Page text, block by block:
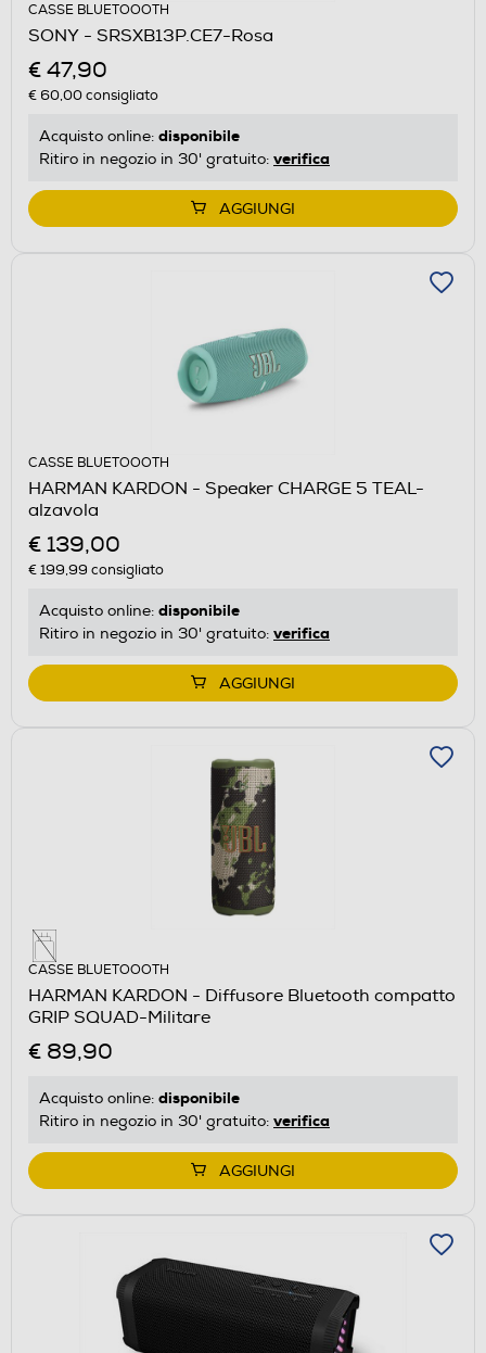
CASSE BLUETOOOTH
SONY - SRSXB13P.CE7-Rosa
€ 47,90
€ 60,00consigliato
Acquisto online: disponibile
Ritiro in negozio in 30' gratuito: verifica
AGGIUNGI
CASSE BLUETOOOTH
HARMAN KARDON - Speaker CHARGE 5 TEAL-
alzavola
€ 139,00
€ 199,99 consigliato
Acquisto online: disponibile
Ritiro in negozio in 30' gratuito: verifica
AGGIUNGI
CASSE BLUETOOOTH
HARMAN KARDON - Diffusore Bluetooth compatto
GRIP SQUAD-Militare
€ 89,90
Acquisto online: disponibile
Ritiro in negozio in 30' gratuito: verifica
AGGIUNGI